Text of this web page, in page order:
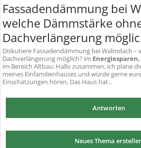
Fassadendämmung bei
welche Dämmstärke
Dachverlängerung
Diskutiere Fassadendämmung bei Walmdach –
Dachverlängerung möglich? im
im Bereich Altbau; Hallo zusammen, ich plane
meines Einfamilienhauses und würde gerne
Einschätzungen hören. Das Haus hat...
Antworten
Neues Thema